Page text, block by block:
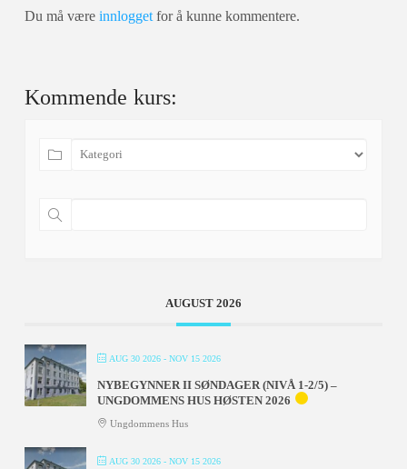
Du må være innloggetfor å kunne kommentere.
Kommende kurs:
AUGUST 2026
AUG 30 2026- NOV 15 2026
NYBEGYNNER II SØNDAGER (NIVÅ 1-2/5) –
UNGDOMMENS HUS HØSTEN 2026
Ungdommens Hus
AUG 30 2026- NOV 15 2026